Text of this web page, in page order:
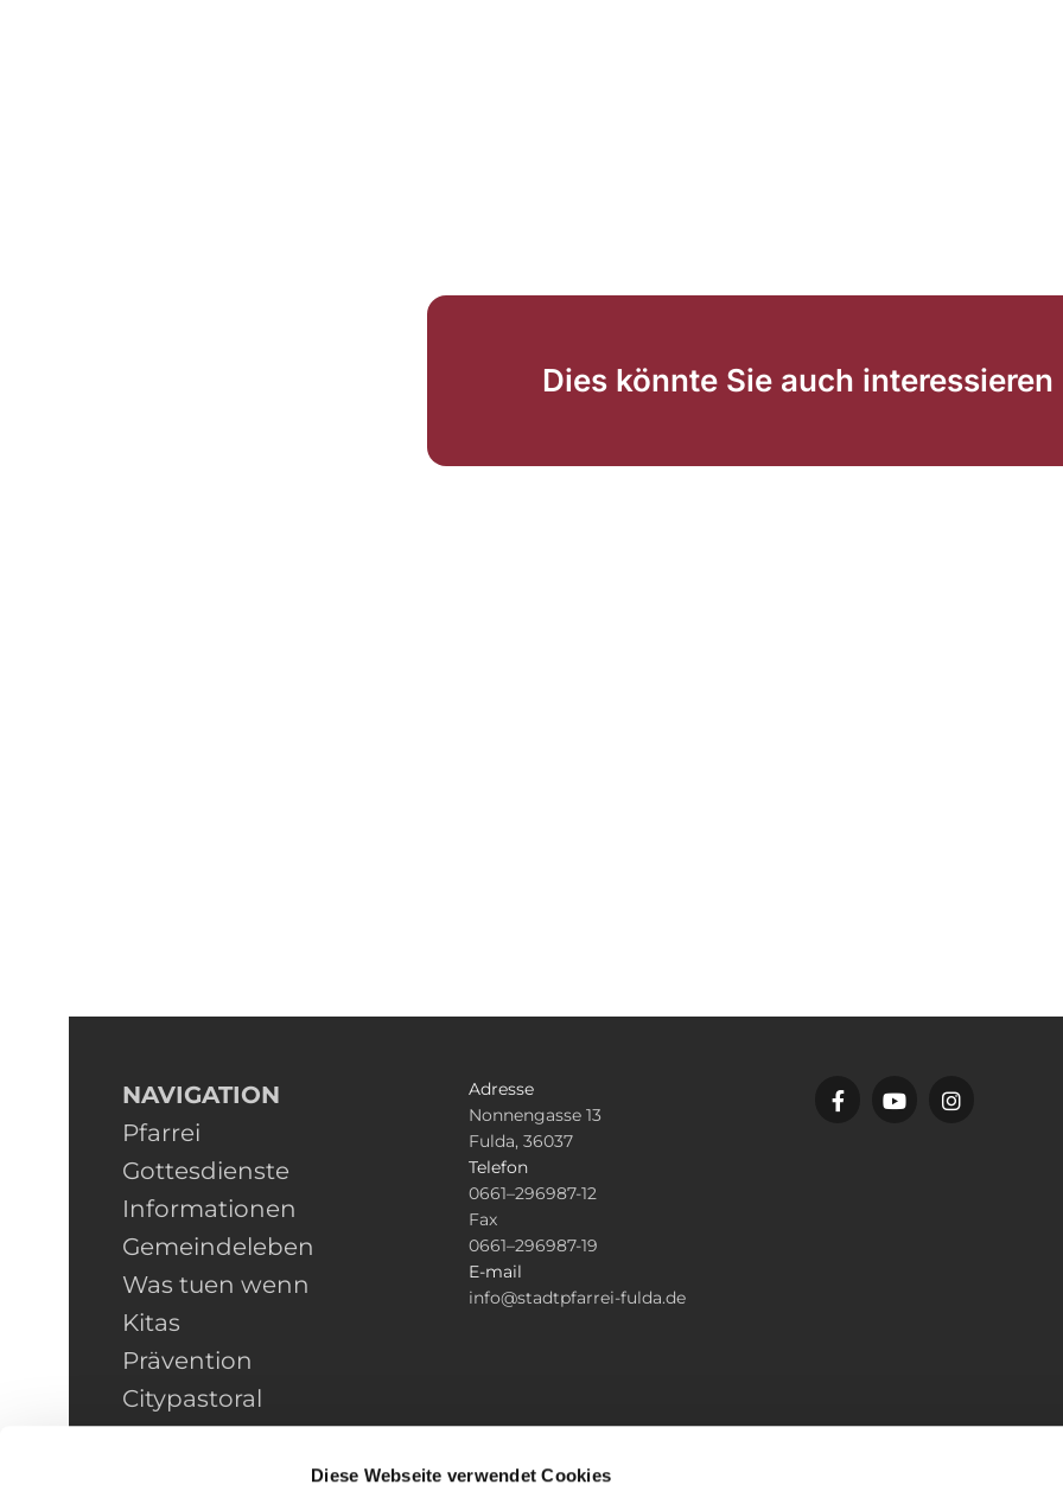
Diese Webseite verwendet Cookies
Dies könnte Sie auch interessieren
NAVIGATION
Pfarrei
Gottesdienste
Informationen
Gemeindeleben
Was tuen wenn
Kitas
Prävention
Citypastoral
Kontakt
HINWEISGEBERSCHUTZ
Adresse
Nonnengasse 13
Fulda, 36037
Telefon
0661–296987-12
Fax
0661–296987-19
E-mail
info@stadtpfarrei-fulda.de